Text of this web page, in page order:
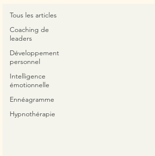
Tous les articles
Coaching de
leaders
Développement
personnel
Intelligence
émotionnelle
Ennéagramme
Hypnothérapie